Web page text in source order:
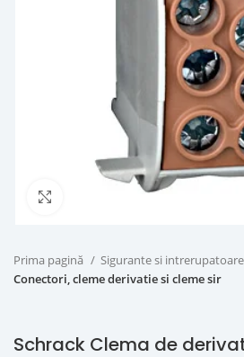
Click to enlarge
Prima pagină
Sigurante si
Conectori, cleme derivatie si cleme sir
Schrack Clema de